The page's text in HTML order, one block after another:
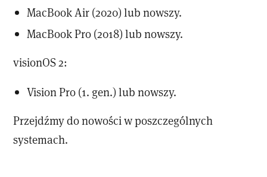
MacBook Air (2020) lub nowszy.
MacBook Pro (2018) lub nowszy.
visionOS 2:
Vision Pro (1. gen.) lub nowszy.
Przejdźmy do nowości w poszczególnych
systemach.